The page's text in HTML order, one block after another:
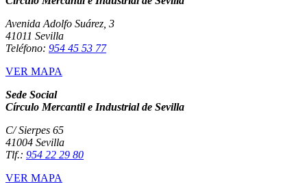
Avenida Adolfo Suárez, 3
41011 Sevilla
Teléfono: 954 45 53 77
VER MAPA
Sede Social
Círculo Mercantil e Industrial de Sevilla
C/ Sierpes 65
41004 Sevilla
Tlf.: 954 22 29 80
VER MAPA